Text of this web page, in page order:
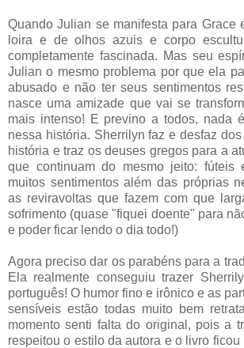
Quando Julian se manifesta para Grace
loira e de olhos azuis e corpo
completamente fascinada. Mas seu
Julian o mesmo problema por que ela
abusado e não ter seus sentimentos
nasce uma amizade que vai se
mais intenso! E previno a todos, nada
nessa história. Sherrilyn faz e desfaz
história e traz os deuses gregos para a
que continuam do mesmo jeito: fúteis
muitos sentimentos além das próprias
as reviravoltas que fazem com que
sofrimento (quase "fiquei doente" para
e poder ficar lendo o dia todo!)
Agora preciso dar os parabéns para a
Ela realmente conseguiu trazer
português! O humor fino e irônico e as
sensíveis estão todas muito bem
momento senti falta do original, pois a
respeitou o estilo da autora e o livro